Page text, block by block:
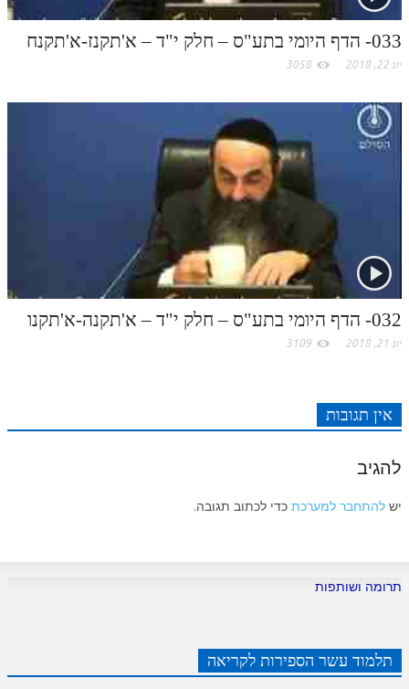
033- הדף היומי בתע"ס – חלק י"ד – א'תקנז-א'תקנח
יונ 22, 2018 3058
032- הדף היומי בתע"ס – חלק י"ד – א'תקנה-א'תקנו
יונ 21, 2018 3109
אין תגובות
להגיב
יש להתחבר למערכת כדי לכתוב תגובה.
תרומה ושותפות
תלמוד עשר הספירות לקריאה